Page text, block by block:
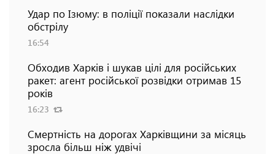
Удар по Ізюму: в поліції показали наслідки
обстрілу
16:54
Обходив Харків і шукав цілі для російських
ракет: агент російської розвідки отримав 15
років
16:23
Смертність на дорогах Харківщини за місяць
зросла більш ніж удвічі